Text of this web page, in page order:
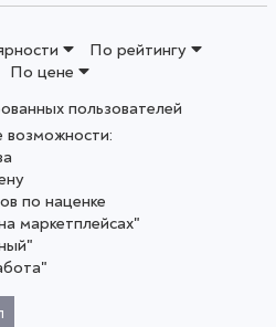
По рейтингу
По цене
пользователей
по наценке
маркетплейсах"